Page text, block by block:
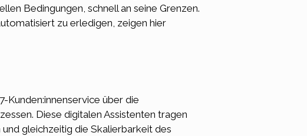
Bedingungen, schnell an seine Grenzen.
zu erledigen, zeigen hier
über die
Diese digitalen Assistenten tragen
gleichzeitig die Skalierbarkeit des